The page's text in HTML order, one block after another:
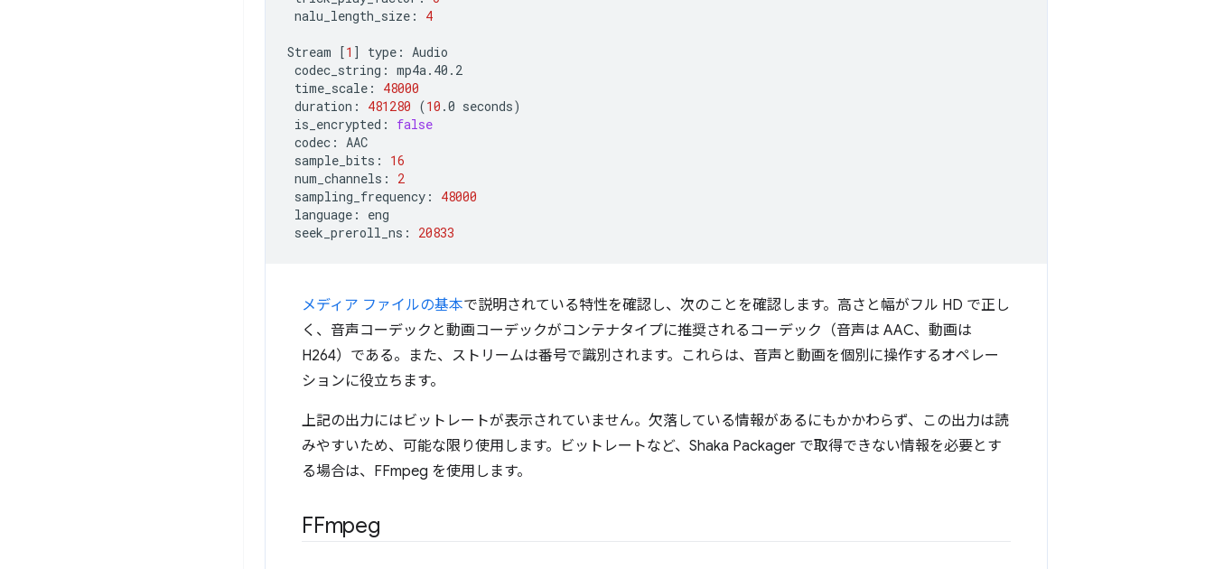
nalu_length_size:
4
Stream [1 ] type:
codec_string:
time_scale:
48000
duration:
481280 (10 .0 seconds)
is_encrypted:
false
codec:
sample_bits:
16
num_channels:
2
sampling_frequency:
48000
language:
seek_preroll_ns:
20833
メディア ファイルの基本で説明されている特性を確認し、次のことを確認します。高さと幅がフル HD で正し
く、音声コーデックと動画コーデックがコンテナタイプに推奨されるコーデック（音声は AAC、動画は
H264）である。また、ストリームは番号で識別されます。これらは、音声と動画を個別に操作するオペレー
ションに役立ちます。
上記の出力にはビットレートが表示されていません。欠落している情報があるにもかかわらず、この出力は読
みやすいため、可能な限り使用します。ビットレートなど、Shaka Packager で取得できない情報を必要とす
る場合は、FFmpeg を使用します。
FFmpeg